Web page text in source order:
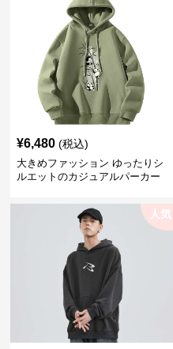
¥6,480 (税込)
大きめファッション ゆったりシ
ルエットのカジュアルパーカー
人気